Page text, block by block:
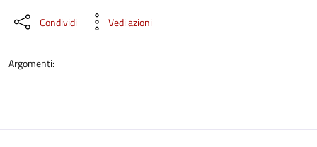
Condividi Vedi azioni
Argomenti: